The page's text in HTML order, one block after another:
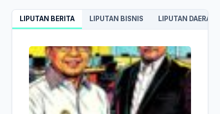
LIPUTAN BERITA LIPUTAN BISNIS LIPUTAN DAERAH